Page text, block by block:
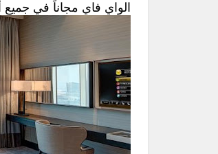
الواي فاي مجاناً في جميع